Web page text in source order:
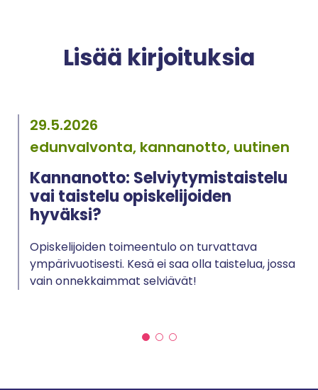
Lisää kirjoituksia
29.5.2026
edunvalvonta, kannanotto, uutinen
Kannanotto: Selviytymistaistelu
vai taistelu opiskelijoiden
hyväksi?
Opiskelijoiden toimeentulo on turvattava
ympärivuotisesti. Kesä ei saa olla taistelua, jossa
vain onnekkaimmat selviävät!